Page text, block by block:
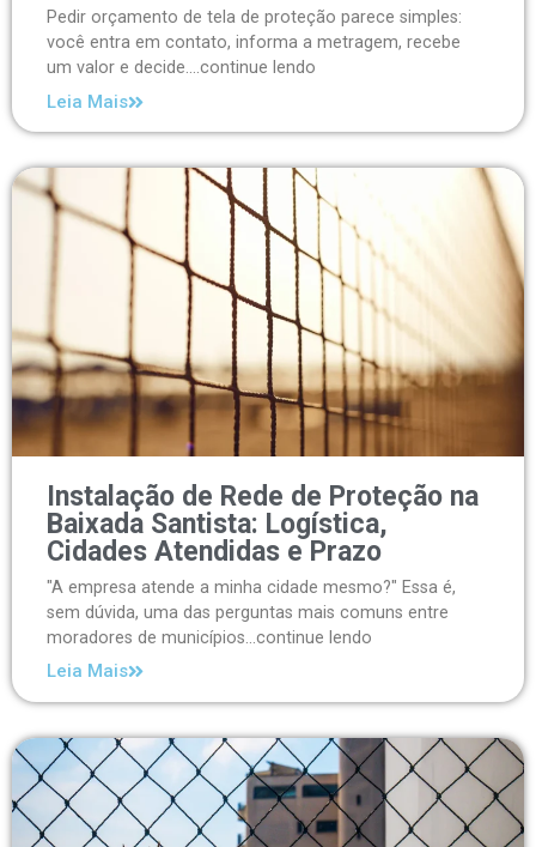
Pedir orçamento de tela de proteção parece simples:
você entra em contato, informa a metragem, recebe
um valor e decide....continue lendo
Leia Mais
Instalação de Rede de Proteção na
Baixada Santista: Logística,
Cidades Atendidas e Prazo
"A empresa atende a minha cidade mesmo?" Essa é,
sem dúvida, uma das perguntas mais comuns entre
moradores de municípios...continue lendo
Leia Mais